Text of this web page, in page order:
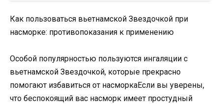
Как пользоваться вьетнамской Звездочкой при
насморке: противопоказания к применению
Особой популярностью пользуются ингаляции с
вьетнамской Звездочкой, которые прекрасно
помогают избавиться от насморкаЕсли вы уверены,
что беспокоящий вас насморк имеет простудный